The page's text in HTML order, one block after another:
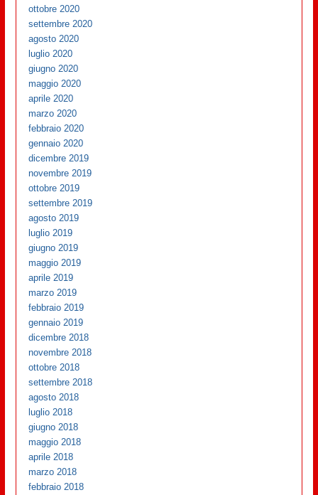
ottobre 2020
settembre 2020
agosto 2020
luglio 2020
giugno 2020
maggio 2020
aprile 2020
marzo 2020
febbraio 2020
gennaio 2020
dicembre 2019
novembre 2019
ottobre 2019
settembre 2019
agosto 2019
luglio 2019
giugno 2019
maggio 2019
aprile 2019
marzo 2019
febbraio 2019
gennaio 2019
dicembre 2018
novembre 2018
ottobre 2018
settembre 2018
agosto 2018
luglio 2018
giugno 2018
maggio 2018
aprile 2018
marzo 2018
febbraio 2018